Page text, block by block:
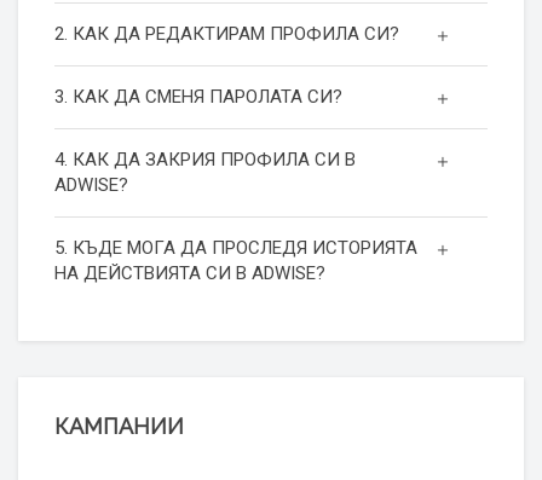
2. КАК ДА РЕДАКТИРАМ ПРОФИЛА СИ?
3. КАК ДА СМЕНЯ ПАРОЛАТА СИ?
4. КАК ДА ЗАКРИЯ ПРОФИЛА СИ В
ADWISE?
5. КЪДЕ МОГА ДА ПРОСЛЕДЯ ИСТОРИЯТА
НА ДЕЙСТВИЯТА СИ В ADWISE?
КАМПАНИИ